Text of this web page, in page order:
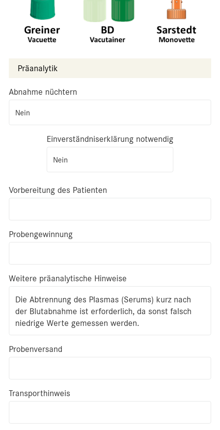
Präanalytik
Abnahme nüchtern
Nein
Einverständniserklärung notwendig
Nein
Vorbereitung des Patienten
Probengewinnung
Weitere präanalytische Hinweise
Die Abtrennung des Plasmas (Serums) kurz nach
der Blutabnahme ist erforderlich, da sonst falsch
niedrige Werte gemessen werden.
Probenversand
Transporthinweis